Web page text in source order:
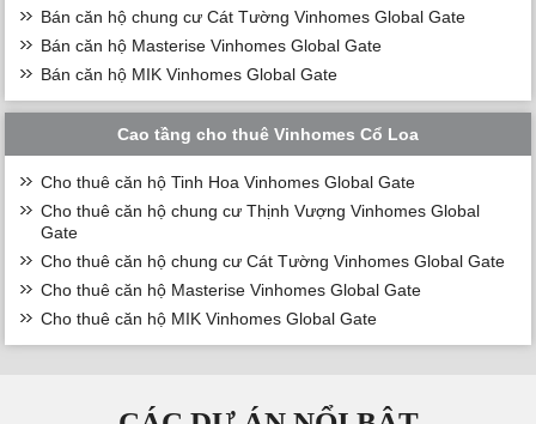
Bán căn hộ chung cư Cát Tường Vinhomes Global Gate
Bán căn hộ Masterise Vinhomes Global Gate
Bán căn hộ MIK Vinhomes Global Gate
Cao tầng cho thuê Vinhomes Cổ Loa
Cho thuê căn hộ Tinh Hoa Vinhomes Global Gate
Cho thuê căn hộ chung cư Thịnh Vượng Vinhomes Global
Gate
Cho thuê căn hộ chung cư Cát Tường Vinhomes Global Gate
Cho thuê căn hộ Masterise Vinhomes Global Gate
Cho thuê căn hộ MIK Vinhomes Global Gate